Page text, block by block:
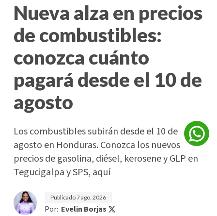
Nueva alza en precios
de combustibles:
conozca cuánto
pagará desde el 10 de
agosto
Los combustibles subirán desde el 10 de
agosto en Honduras. Conozca los nuevos
precios de gasolina, diésel, kerosene y GLP en
Tegucigalpa y SPS, aquí
Publicado7 ago. 2026
Por: Evelin Borjas